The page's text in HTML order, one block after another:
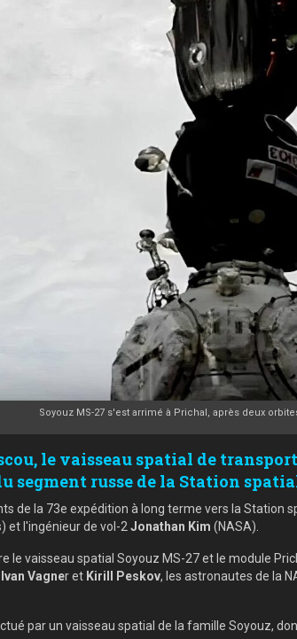
Soyouz MS-27 s'est arrimé à Prichal, après deux
le vaisseau spatial de
segment russe de la Station
de la 73e expédition à long terme vers la Station
et l'ingénieur de vol-2 Jonathan Kim (NASA).
vaisseau spatial Soyouz MS-27 et le module
Ivan Vagner et Kirill Peskov, les astronautes de la
par un vaisseau spatial de la famille Soyouz,